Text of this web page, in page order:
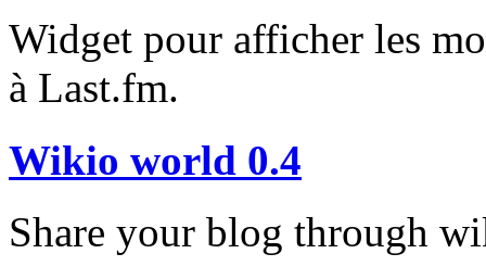
Widget pour afficher les
à Last.fm.
Wikio world 0.4
Share your blog through